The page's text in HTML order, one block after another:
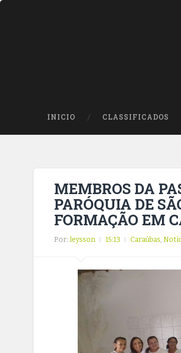
INICIO CLASSIFICADOS
MEMBROS DA
PARÓQUIA DE
FORMAÇÃO EM
Por:leysson 15:13 Caraúbas,